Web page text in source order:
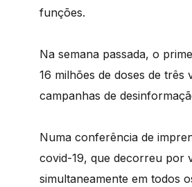
funções.
Na semana passada, o
16 milhões de doses de
campanhas de
Numa conferência de
covid-19, que decorreu por
simultaneamente em todos